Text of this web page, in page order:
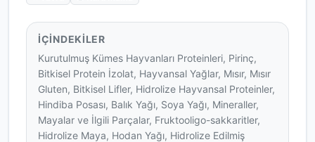
İÇINDEKILER
Kurutulmuş Kümes Hayvanları Proteinleri, Pirinç,
Bitkisel Protein İzolat, Hayvansal Yağlar, Mısır, Mısır
Gluten, Bitkisel Lifler, Hidrolize Hayvansal Proteinler,
Hindiba Posası, Balık Yağı, Soya Yağı, Mineraller,
Mayalar ve İlgili Parçalar, Fruktooligo-sakkaritler,
Hidrolize Maya, Hodan Yağı, Hidrolize Edilmiş